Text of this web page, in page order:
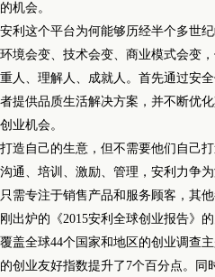
机会。
这个平台为何能够历经半个多世纪
境会变、技术会变、商业模式会变
人、理解人、成就人。首先通过安
提供品质生活解决方案，并不断优
业机会。
己的生意，但不需要他们自己打
通、培训、激励、管理，安利力争
需专注于销售产品和服务顾客，其他
炉的《2015安利全球创业报告》的
盖全球44个国家和地区的创业调查
创业友好指数提升了7个百分点。同